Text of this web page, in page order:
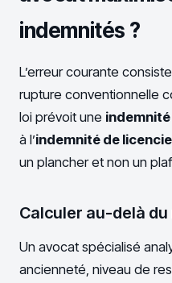
indemnités ?
L’erreur courante
rupture conventionnelle
loi prévoit une
à l’indemnité de
un plancher et non un
Calculer au-delà
Un avocat spécialisé
ancienneté, niveau de